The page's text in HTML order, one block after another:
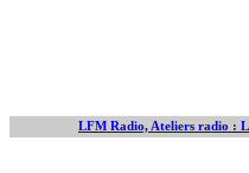
LFM Radio, Ateliers radio :